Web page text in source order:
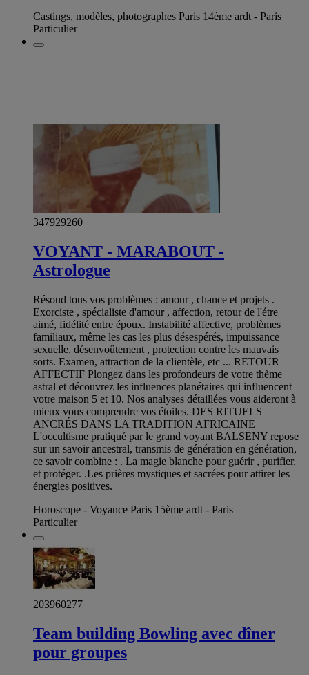
Castings, modèles, photographes Paris 14ème ardt - Paris
Particulier
347929260
VOYANT - MARABOUT -
Astrologue
Résoud tous vos problèmes : amour , chance et projets .
Exorciste , spécialiste d'amour , affection, retour de l'étre
aimé, fidélité entre époux. Instabilité affective, problèmes
familiaux, même les cas les plus désespérés, impuissance
sexuelle, désenvoûtement , protection contre les mauvais
sorts. Examen, attraction de la clientèle, etc ... RETOUR
AFFECTIF Plongez dans les profondeurs de votre thème
astral et découvrez les influences planétaires qui influencent
votre maison 5 et 10. Nos analyses détaillées vous aideront à
mieux vous comprendre vos étoiles. DES RITUELS
ANCRÉS DANS LA TRADITION AFRICAINE
L'occultisme pratiqué par le grand voyant BALSENY repose
sur un savoir ancestral, transmis de génération en génération,
ce savoir combine : . La magie blanche pour guérir , purifier,
et protéger. .Les prières mystiques et sacrées pour attirer les
énergies positives.
Horoscope - Voyance Paris 15ème ardt - Paris
Particulier
203960277
Team building Bowling avec dîner
pour groupes